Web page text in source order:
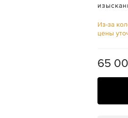
Из-за
цены
65